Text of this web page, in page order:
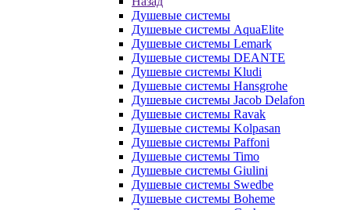
Душевые системы
Душевые системы AquaElite
Душевые системы Lemark
Душевые системы DEANTE
Душевые системы Kludi
Душевые системы Hansgrohe
Душевые системы Jacob Delafon
Душевые системы Ravak
Душевые системы Kolpasan
Душевые системы Paffoni
Душевые системы Timo
Душевые системы Giulini
Душевые системы Swedbe
Душевые системы Boheme